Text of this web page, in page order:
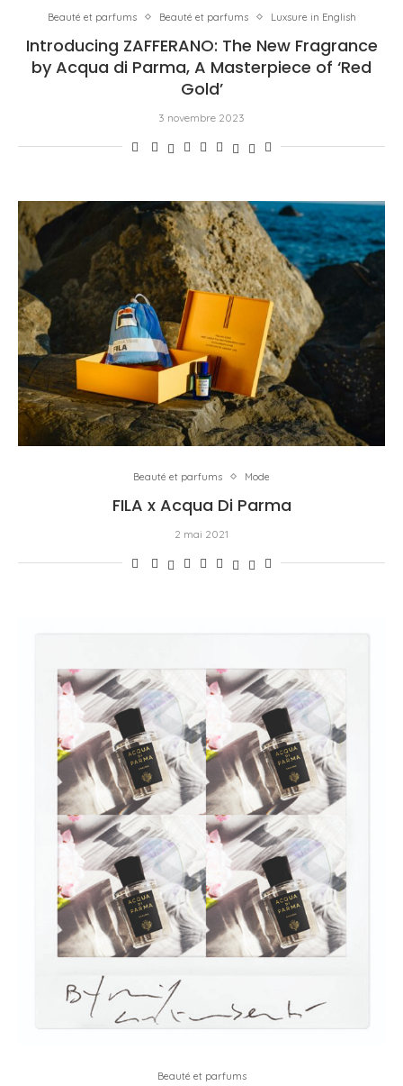
Beauté et parfums Beauté et parfums Luxsure in English
Introducing ZAFFERANO: The New Fragrance
by Acqua di Parma, A Masterpiece of ‘Red
Gold’
3 novembre 2023
Beauté et parfums Mode
FILA x Acqua Di Parma
2 mai 2021
Beauté et parfums